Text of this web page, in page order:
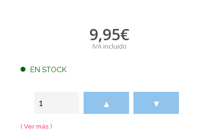
9,95€
IVA incluido
EN STOCK
▲ ▼
( Ver más )